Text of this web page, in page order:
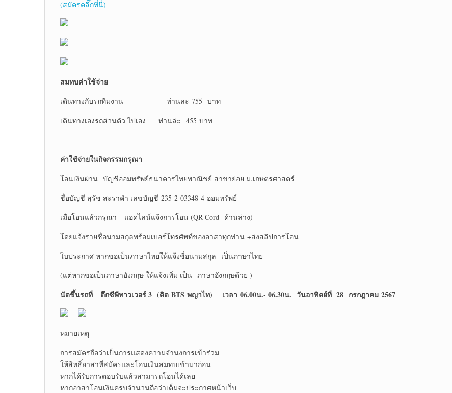
(สมัครคลิ๊กที่นี่)
สมทบค่าใช้จ่าย
เดินทางกับรถทีมงาน ท่านละ 755 บาท
เดินทางเองรถส่วนตัว ไปเอง ท่านล่ะ 455 บาท
ค่าใช้จ่ายในกิจกรรมกรุณา
โอนเงินผ่าน บัญชีออมทรัพย์ธนาคารไทยพาณิชย์ สาขาย่อย ม.เกษตรศาสตร์
ชื่อบัญชี สุรัช สะราคำ เลขบัญชี 235-2-03348-4 ออมทรัพย์
เมื่อโอนแล้วกรุณา แอดไลน์แจ้งการโอน (QR Cord ด้านล่าง)
โดยแจ้งรายชื่อนามสกุลพร้อมเบอร์โทรศัพท์ของอาสาทุกท่าน +ส่งสลิปการโอน
ใบประกาศ หากขอเป็นภาษาไทยให้แจ้งชื่อนามสกุล เป็นภาษาไทย
(แต่หากขอเป็นภาษาอังกฤษ ให้แจ้งเพิ่ม เป็น ภาษาอังกฤษด้วย )
นัดขึ้นรถที่ ตึกซีพีทาวเวอร์ 3 (ติด BTS พญาไท) เวลา 06.00น.- 06.30น. วันอาทิตย์ที่ 28 กรกฎาคม 2567
หมายเหตุ
การสมัครถือว่าเป็นการแสดงความจำนงการเข้าร่วม
ให้สิทธิ์อาสาที่สมัครและโอนเงินสมทบเข้ามาก่อน
หากได้รับการตอบรับแล้วสามารถโอนได้เลย
หากอาสาโอนเงินครบจำนวนถือว่าเต็มจะประกาศหน้าเว็บ